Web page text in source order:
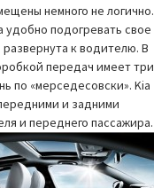
немного не логично.
удобно подогревать свое
к водителю. В
передач имеет три
по «мерседесовски». Kia
и задними
и переднего пассажира.